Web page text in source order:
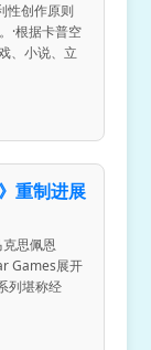
性创作原则
·根据卡普空
、小说、立
重制进展
思佩恩
Games展开
列堪称经